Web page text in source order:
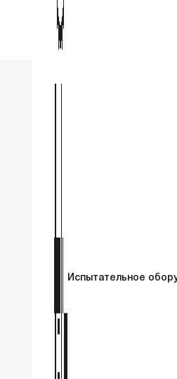
Испытательное